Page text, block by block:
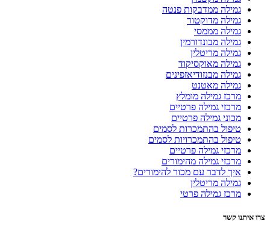
גמילה ממדבקות פנטה
גמילה מדוקטור
גמילה מממסי
גמילה מבונדורמין
גמילה מריטלין
גמילה מאוקסיקוד
גמילה מבנזודיאזפינים
גמילה מאטנט
מרכז גמילה מומלץ
מרכזי גמילה פרטיים
מכוני גמילה פרטיים
טיפול בהתמכרות לסמים
טיפול בהתמכרויות לסמים
מרכזי גמילה פרטיים
מרכזי גמילה מהימורים
איך לדבר עם מכור להימורים?
גמילה מריטלין
מרכז גמילה פרטי
צרו איתנו קשר